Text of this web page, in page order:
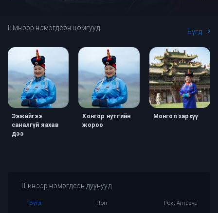
Шинээр нэмэгдсэн цомгууд Бүгд
Ээжийгээ
саналгүй яахав
дээ
Хонгор нутгийн
жороо
Монгол хархүү
Шинээр нэмэгдсэн дуунууд
Бүгд Поп Рок, Алтернатив